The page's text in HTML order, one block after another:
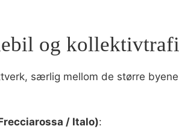
og
særlig mellom de større
/ Italo):